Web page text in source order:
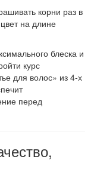
корни раз в
на длине
блеска и
курс
для волос» из 4-х
перед